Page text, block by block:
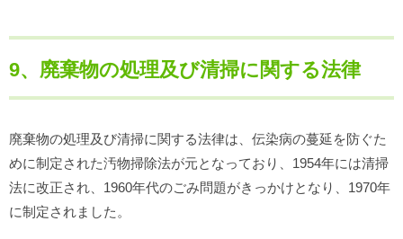
9、廃棄物の処理及び清掃に関する法律
廃棄物の処理及び清掃に関する法律は、伝染病の蔓延を防ぐた
めに制定された汚物掃除法が元となっており、1954年には清掃
法に改正され、1960年代のごみ問題がきっかけとなり、1970年
に制定されました。